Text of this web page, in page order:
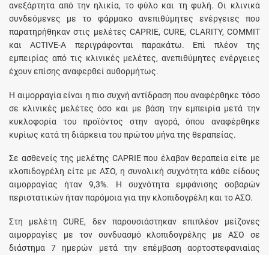
ανεξάρτητα από την ηλικία, το φύλο και τη φυλή. Οι κλινικά
συνδεόμενες με το φάρμακο ανεπιθύμητες ενέργειες που
παρατηρήθηκαν στις μελέτες CAPRIE, CURE, CLARITY, COMMIT
και ACTIVE-A περιγράφονται παρακάτω. Επί πλέον της
εμπειρίας από τις κλινικές μελέτες, ανεπιθύμητες ενέργειες
έχουν επίσης αναφερθεί αυθορμήτως.
Η αιμορραγία είναι η πιο συχνή αντίδραση που αναφέρθηκε τόσο
σε κλινικές μελέτες όσο και με βάση την εμπειρία μετά την
κυκλοφορία του προϊόντος στην αγορά, όπου αναφέρθηκε
κυρίως κατά τη διάρκεια του πρώτου μήνα της θεραπείας.
Σε ασθενείς της μελέτης CAPRIE που έλαβαν θεραπεία είτε με
κλοπιδογρέλη είτε με ΑΣΟ, η συνολική συχνότητα κάθε είδους
αιμορραγίας ήταν 9,3%. Η συχνότητα εμφάνισης σοβαρών
περιστατικών ήταν παρόμοια για την κλοπιδογρέλη και το ΑΣΟ.
Στη μελέτη CURE, δεν παρουσιάστηκαν επιπλέον μείζονες
αιμορραγίες με τον συνδυασμό κλοπιδογρέλης με ΑΣΟ σε
διάστημα 7 ημερών μετά την επέμβαση αορτοστεφανιαίας